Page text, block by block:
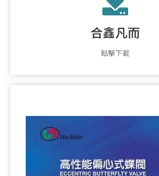
合鑫凡而
點擊下載